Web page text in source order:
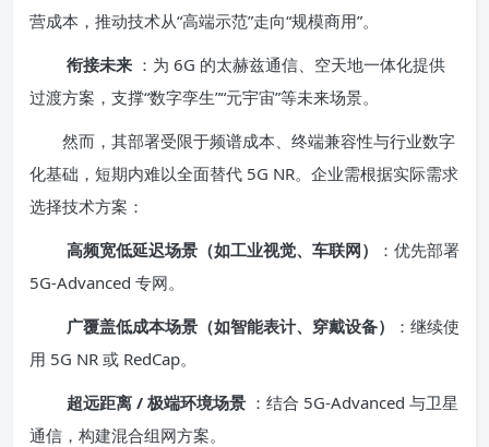
营成本，推动技术从“高端示范”走向“规模商用”。
衔接未来 ：为 6G 的太赫兹通信、空天地一体化提供
过渡方案，支撑“数字孪生”“元宇宙”等未来场景。
然而，其部署受限于频谱成本、终端兼容性与行业数字
化基础，短期内难以全面替代 5G NR。企业需根据实际需求
选择技术方案：
高频宽低延迟场景（如工业视觉、车联网）
：优先部署
5G-Advanced 专网。
广覆盖低成本场景（如智能表计、穿戴设备）
：继续使
用 5G NR 或 RedCap。
超远距离 / 极端环境场景 ：结合 5G-Advanced 与卫星
通信，构建混合组网方案。